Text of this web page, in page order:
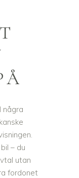
några
– du
utan
fordonet